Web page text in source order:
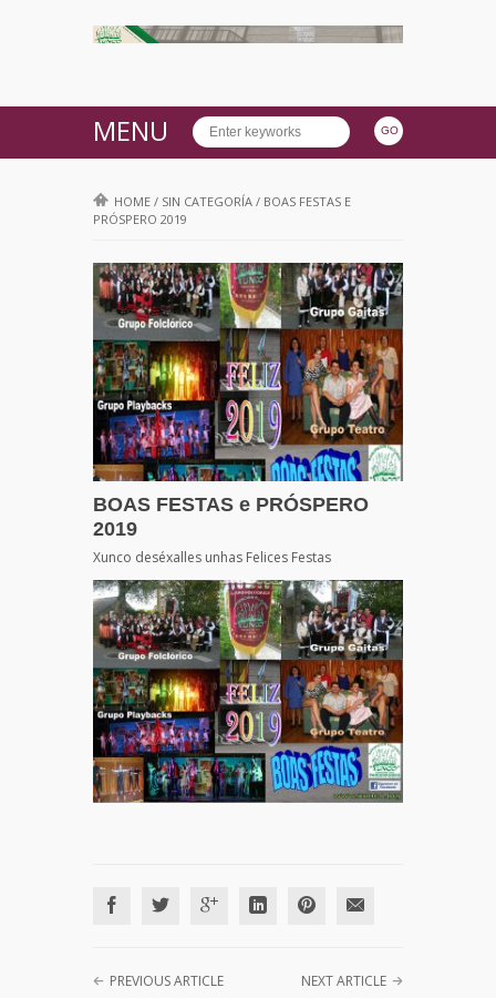
MENU
HOME / SIN CATEGORÍA / BOAS FESTAS E
PRÓSPERO 2019
BOAS FESTAS e PRÓSPERO
2019
Xunco deséxalles unhas Felices Festas
PREVIOUS ARTICLE NEXT ARTICLE